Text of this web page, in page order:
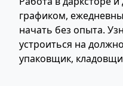
графиком,
начать без опыта.
устроиться на
упаковщик,